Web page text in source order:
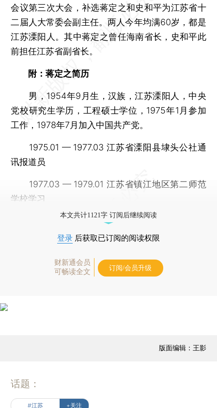
会议第三次大会，补选蒋定之和史和平为江苏省十
二届人大常委会副主任。两人今年均满60岁，都是
江苏溧阳人。其中蒋定之曾任海南省长，史和平此
前担任江苏省副省长。
附：蒋定之简历
男，1954年9月生，汉族，江苏溧阳人，中央
党校研究生学历，工程硕士学位，1975年1月参加
工作，1978年7月加入中国共产党。
1975.01 — 1977.03 江苏省溧阳县埭头公社通
讯报道员
1977.03 — 1979.01 江苏省镇江地区第二师范
学校学习
本文共计1121字 订阅后继续阅读
登录 后获取已订阅的阅读权限
财新通会员
可畅读全文
订阅/会员升级
版面编辑：王影
话题：
#江苏 +关注